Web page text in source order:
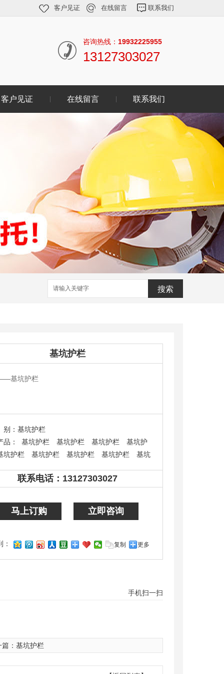
客户见证 在线留言 联系我们
咨询热线： 19932225955
13127303027
客户见证 在线留言 联系我们
基坑护栏
基坑护栏
： 基坑护栏
品：
基坑护栏 基坑护栏 基坑护栏
基坑护
坑护栏
基坑护栏 基坑护栏 基坑护栏
基坑
联系电话： 13127303027
13127303027
马上订购 立即咨询
复制 更多
手机扫一扫
： 基坑护栏